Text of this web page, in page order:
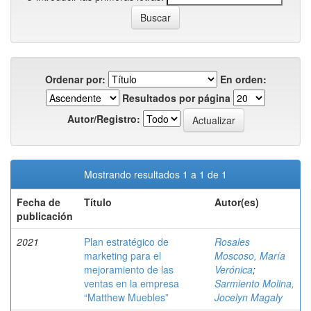
Ordenar por:
En orden:
Resultados por página
Autor/Registro:
Mostrando resultados 1 a 1 de 1
Fecha de
publicación
Título Autor(es)
2021
Plan estratégico de
marketing para el
mejoramiento de las
ventas en la empresa
“Matthew Muebles”
Rosales
Moscoso, María
Verónica;
Sarmiento Molina,
Jocelyn Magaly